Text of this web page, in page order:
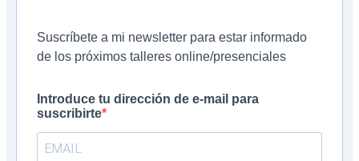
Suscríbete a mi newsletter para estar informado
de los próximos talleres online/presenciales
Introduce tu dirección de e-mail para
suscribirte